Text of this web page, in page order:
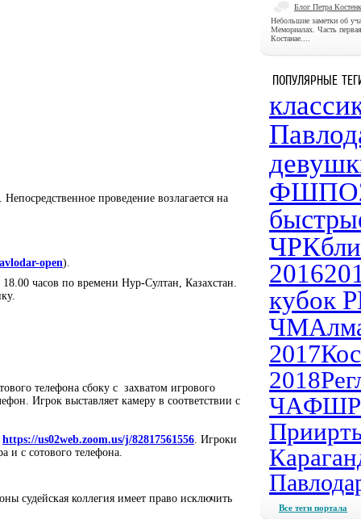
проведение возлагается на
open).
часов по времени Нур-Султан, Казахстан.
телефона сбоку с захватом игрового
Игрок выставляет камеру в соответствии с
https://us02web.zoom.us/j/82817561556. Игроки
и с сотового телефона.
судейская коллегия имеет право исключить
Блог Петра
Небольшие заметки об
Мемориалах. Часть
Костанае....
ПОПУЛЯРНЫЕ
ФШПО
ЧРК
2016
кубок
ЧМ
2017
2018
ЧА
Все теги портала